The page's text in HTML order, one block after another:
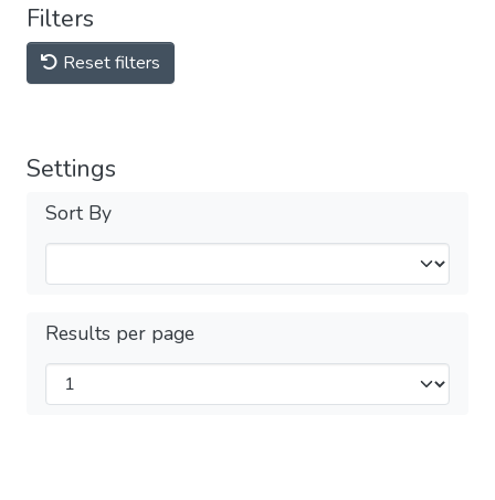
Filters
Reset filters
Settings
Sort By
Results per page